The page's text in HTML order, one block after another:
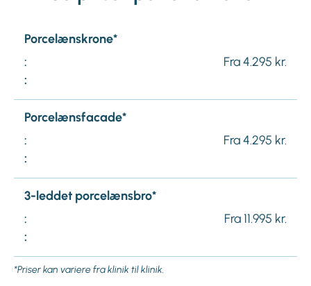
Porcelænskrone*
:
Fra 4.295 kr.
:
Porcelænsfacade*
:
Fra 4.295 kr.
:
3-leddet porcelænsbro*
:
Fra 11.995 kr.
:
*Priser kan variere fra klinik til klinik.